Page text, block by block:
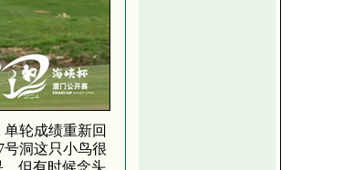
轮成绩重新回
洞这只小鸟很
但有时候念头